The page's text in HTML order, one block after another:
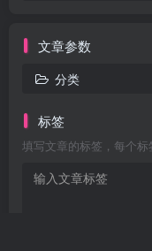
文章参数
分类
标签
填写文章的标签，每个